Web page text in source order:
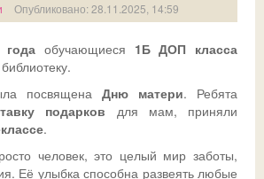
для целей ГИА
примирения
в летний период
Опубликовано: 28.11.2025, 14:59
обучающиеся 1Б ДОП класса
посвящена Дню матери. Ребята
подарков для мам, приняли
.
человек, это целый мир заботы,
Её улыбка способна развеять любые